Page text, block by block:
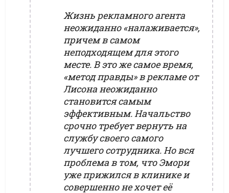
Жизнь рекламного агента
неожиданно «налаживается»,
причем в самом
неподходящем для этого
месте. В это же самое время,
«метод правды» в рекламе от
Лисона неожиданно
становится самым
эффективным. Начальство
срочно требует вернуть на
службу своего самого
лучшего сотрудника. Но вся
проблема в том, что Эмори
уже прижился в клинике и
совершенно не хочет её